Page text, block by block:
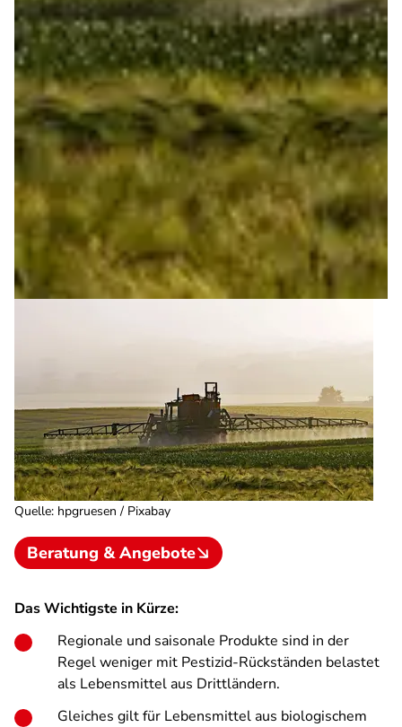
Quelle: hpgruesen / Pixabay
Beratung & Angebote
Das Wichtigste in Kürze:
Regionale und saisonale Produkte sind in der
Regel weniger mit Pestizid-Rückständen belastet
als Lebensmittel aus Drittländern.
Gleiches gilt für Lebensmittel aus biologischem